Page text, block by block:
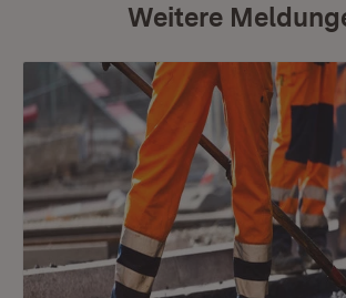
Weitere